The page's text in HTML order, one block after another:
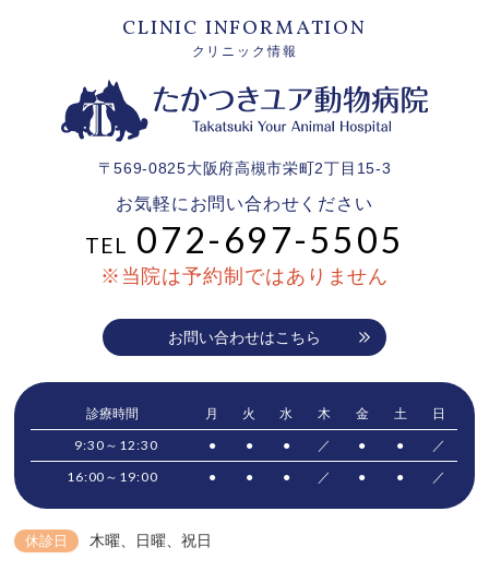
CLINIC INFORMATION
クリニック情報
〒569-0825大阪府高槻市栄町2丁目15-3
お気軽にお問い合わせください
TEL 072-697-5505
※当院は予約制ではありません
お問い合わせはこちら
診療時間 月 火 水 木 金 土 日
9:30～12:30 ● ● ● ／ ● ● ／
16:00～19:00 ● ● ● ／ ● ● ／
休診日 木曜、日曜 、祝日